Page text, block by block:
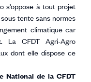
s’oppose à tout projet
tente sans normes
climatique car
La CFDT Agri-Agro
dont elle dispose ce
National de la CFDT